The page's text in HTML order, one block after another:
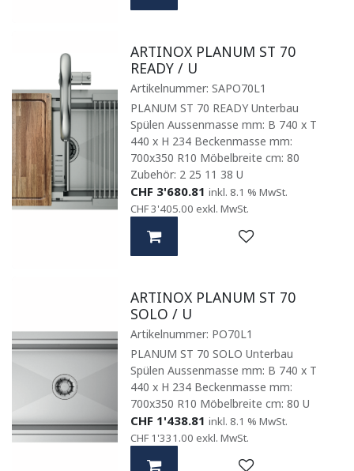
ARTINOX PLANUM ST 70
READY / U
Artikelnummer:SAPO70L1
PLANUM ST 70 READY Unterbau
Spülen Aussenmasse mm: B 740 x T
440 x H 234 Beckenmasse mm:
700x350 R10 Möbelbreite cm: 80
Zubehör: 2 25 11 38 U
CHF 3'680.81 inkl. 8.1 % MwSt.
CHF3'405.00 exkl. MwSt.
ARTINOX PLANUM ST 70
SOLO / U
Artikelnummer: PO70L1
PLANUM ST 70 SOLO Unterbau
Spülen Aussenmasse mm: B 740 x T
440 x H 234 Beckenmasse mm:
700x350 R10 Möbelbreite cm: 80 U
CHF 1'438.81 inkl. 8.1 % MwSt.
CHF 1'331.00 exkl. MwSt.